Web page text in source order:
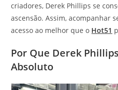
criadores, Derek Phillips se
ascensão. Assim, acompanhar
acesso ao melhor que o Hot51
Por Que Derek
Absoluto